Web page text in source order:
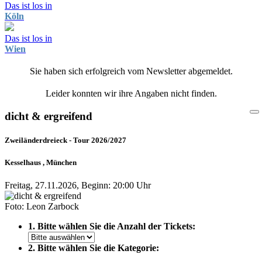
Das ist los in
Köln
Das ist los in
Wien
Sie haben sich erfolgreich vom Newsletter abgemeldet.
Leider konnten wir ihre Angaben nicht finden.
dicht & ergreifend
Zweiländerdreieck - Tour 2026/2027
Kesselhaus , München
Freitag, 27.11.2026, Beginn: 20:00 Uhr
Foto: Leon Zarbock
1. Bitte wählen Sie die Anzahl der Tickets:
2. Bitte wählen Sie die Kategorie: